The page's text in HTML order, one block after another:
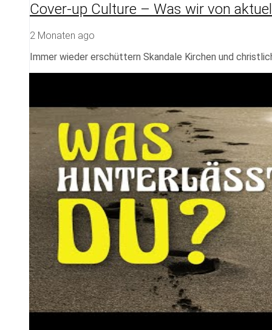
Cover-up Culture – Was wir von
2 Monaten ago
Immer wieder erschüttern Skandale Kirchen und